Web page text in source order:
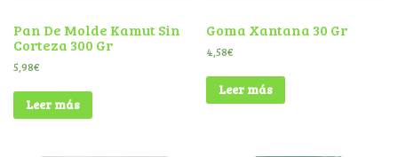
Pan De Molde Kamut Sin
Corteza 300 Gr
5,98€
Leer más
Goma Xantana 30 Gr
4,58€
Leer más